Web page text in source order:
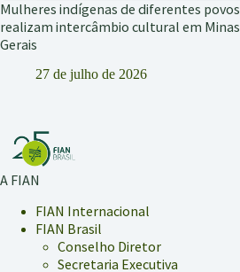
Mulheres indígenas de diferentes povos
realizam intercâmbio cultural em Minas
Gerais
27 de julho de 2026
A FIAN
FIAN Internacional
FIAN Brasil
Conselho Diretor
Secretaria Executiva